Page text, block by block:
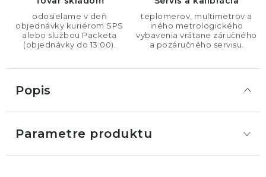
odosielame v deň
objednávky kuriérom SPS
alebo službou Packeta
(objednávky do 13:00).
teplomerov, multimetrov a
iného metrologického
vybavenia vrátane záručného
a pozáručného servisu.
Popis
Parametre produktu